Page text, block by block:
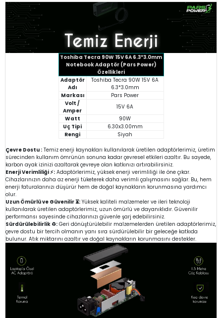
Toshiba Tecra 90W 15V 6A 6.3*3.0mm
Notebook Adaptör (Pars Power)
Özellikleri
Adaptör
Adı
Toshiba Tecra 90W 15V 6A
6.3*3.0mm
Markası
Pars Power
Volt /
Amper
15V 6A
Watt
90W
Uç Tipi
6.30x3.00mm
Rengi
Siyah
Çevre Dostu : Temiz enerji kaynakları kullanılarak üretilen adaptörlerimiz, üretim
sürecinden kullanım ömrünün sonuna kadar çevresel etkileri azaltır. Bu sayede,
karbon ayak izinizi azaltarak çevreye olan katkınızı artırabilirsiniz.
Enerji Verimliliği ⚡: Adaptörlerimiz, yüksek enerji verimliliği ile öne çıkar.
Cihazlarınızın daha az enerji tüketerek daha verimli çalışmasını sağlar. Bu, hem
enerji faturalarınızı düşürür hem de doğal kaynakların korunmasına yardımcı
olur.
Uzun Ömürlü ve Güvenilir ⏳: Yüksek kaliteli malzemeler ve ileri teknoloji
kullanılarak üretilen adaptörlerimiz, uzun ömürlü ve dayanıklıdır. Güvenilir
performansı sayesinde cihazlarınızı güvenle şarj edebilirsiniz.
Sürdürülebilirlik ♻️: Geri dönüştürülebilir malzemelerden üretilen adaptörlerimiz,
çevre dostu bir tercih olmanın yanı sıra sürdürülebilir bir geleceğe katkıda
bulunur. Atık miktarını azaltır ve doğal kaynakların korunmasını destekler.